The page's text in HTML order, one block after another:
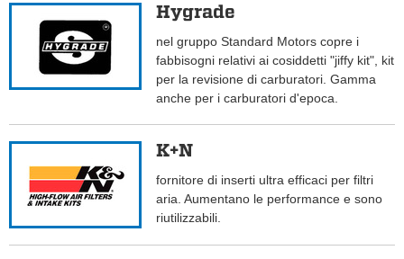
Hygrade
nel gruppo Standard Motors copre i
fabbisogni relativi ai cosiddetti "jiffy kit", kit
per la revisione di carburatori. Gamma
anche per i carburatori d'epoca.
K+N
fornitore di inserti ultra efficaci per filtri
aria. Aumentano le performance e sono
riutilizzabili.